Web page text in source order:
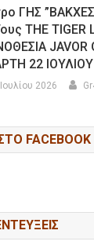
ΓΗΣ
THE TIGER
JAVOR
22
2026
FACEBOOK